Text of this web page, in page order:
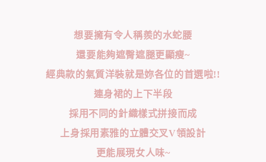
想要擁有令人稱羨的水蛇腰
還要能夠遮臀遮腿更顯瘦~
經典款的氣質洋裝就是妳各位的首選啦!!
連身裙的上下半段
採用不同的針織樣式拼接而成
上身採用素雅的立體交叉V領設計
更能展現女人味~